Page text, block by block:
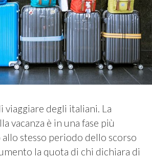
viaggiare degli italiani. La
vacanza è in una fase più
stesso periodo dello scorso
la quota di chi dichiara di